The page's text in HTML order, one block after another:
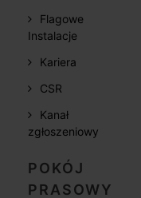
Flagowe
Instalacje
Kariera
CSR
Kanał
zgłoszeniowy
POKÓJ
PRASOWY